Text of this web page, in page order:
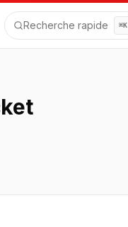
Recherche rapide ⌘K